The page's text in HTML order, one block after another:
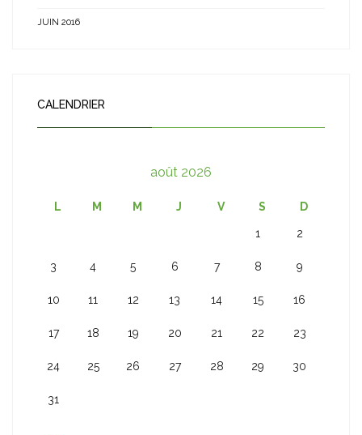
JUIN 2016
CALENDRIER
août 2026
L M M J V S D
1 2
3 4 5 6 7 8 9
10 11 12 13 14 15 16
17 18 19 20 21 22 23
24 25 26 27 28 29 30
31